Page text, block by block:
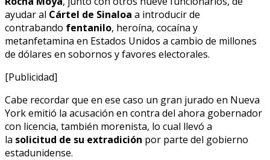
ayudar al Cártel de Sinaloa a introducir de
contrabando fentanilo, heroína, cocaína y
metanfetamina en Estados Unidos a cambio de millones
de dólares en sobornos y favores electorales.
[Publicidad]
Cabe recordar que en ese caso un gran jurado en Nueva
York emitió la acusación en contra del ahora gobernador
con licencia, también morenista, lo cual llevó a
la solicitud de su extradición por parte del gobierno
estadunidense.